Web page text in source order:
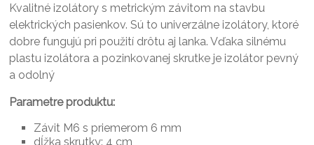
Kvalitné izolátory s metrickým závitom na stavbu
elektrických pasienkov.Sú to univerzálne izolátory, ktoré
dobre fungujú pri použití drôtu aj lanka.Vďaka silnému
plastu izolátora a pozinkovanej skrutke je izolátor pevný
a odolný
Parametre produktu:
Závit M6 s priemerom 6 mm
dĺžka skrutky: 4 cm